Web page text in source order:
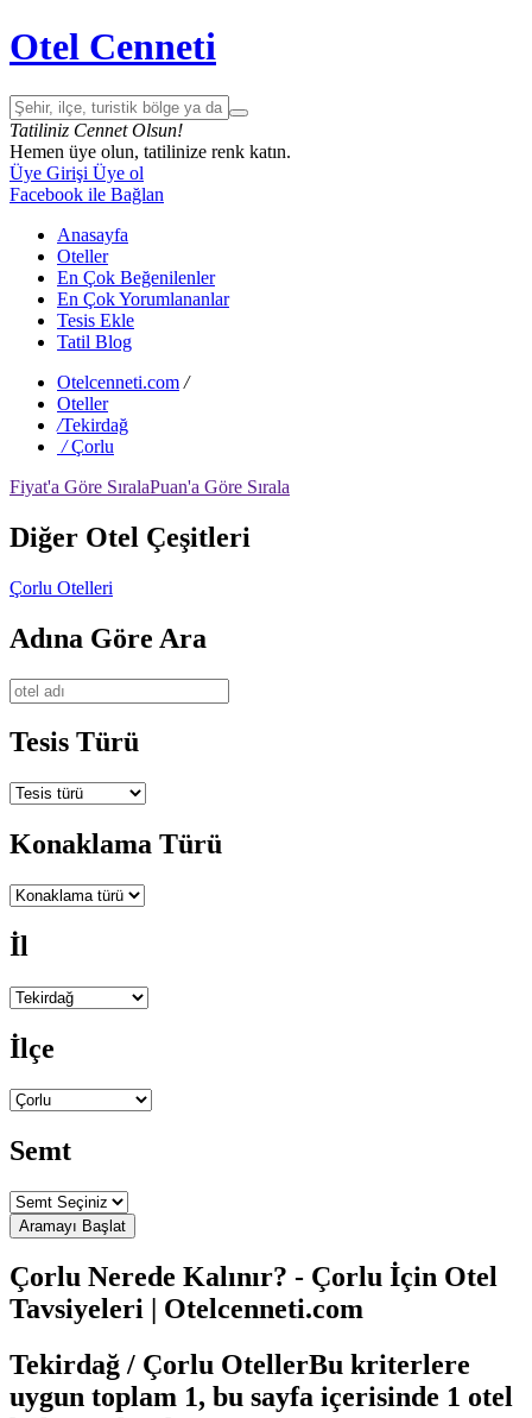
Otel Cenneti
Tatiliniz Cennet Olsun!
Hemen üye olun, tatilinize renk katın.
Üye Girişi Üye ol
Facebook ile Bağlan
Anasayfa
Oteller
En Çok Beğenilenler
En Çok Yorumlananlar
Tesis Ekle
Tatil Blog
Otelcenneti.com /
Oteller
/Tekirdağ
/ Çorlu
Fiyat'a Göre SıralaPuan'a Göre Sırala
Diğer Otel Çeşitleri
Çorlu Otelleri
Adına Göre Ara
Tesis Türü
Konaklama Türü
İl
İlçe
Semt
Çorlu Nerede Kalınır? - Çorlu İçin Otel
Tavsiyeleri | Otelcenneti.com
Tekirdağ / Çorlu OtellerBu kriterlere
uygun toplam 1, bu sayfa içerisinde 1 otel